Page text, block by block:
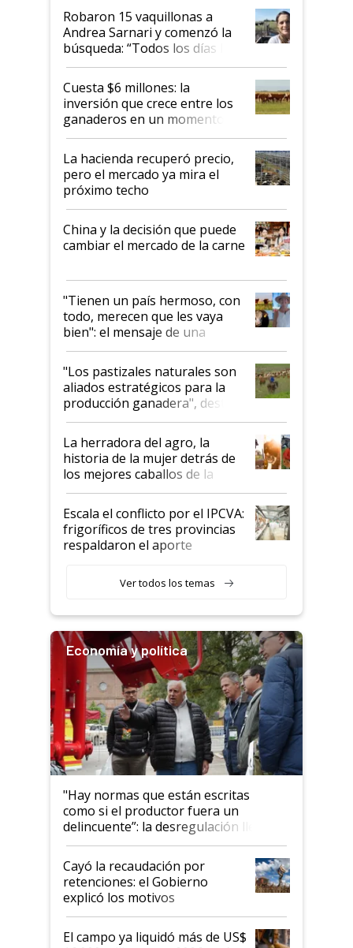
Robaron 15 vaquillonas a
Andrea Sarnari y comenzó la
búsqueda: “Todos los días le
toca a algún productor”
Cuesta $6 millones: la
inversión que crece entre los
ganaderos en un momento
histórico para la actividad
La hacienda recuperó precio,
pero el mercado ya mira el
próximo techo
China y la decisión que puede
cambiar el mercado de la carne
"Tienen un país hermoso, con
todo, merecen que les vaya
bien": el mensaje de una
ganadera uruguaya sobre las
oportunidades que se abren
para el agro en Argentina, con
foco en la carne
"Los pastizales naturales son
aliados estratégicos para la
producción ganadera", destaca
la iniciativa que ya reúne a 46
establecimientos en Argentina
La herradora del agro, la
historia de la mujer detrás de
los mejores caballos de la
Argentina y los mitos que
todavía hacen sufrir a estos
animales: "Mientras me
descalificaban, yo seguí
haciendo currículum"
Escala el conflicto por el IPCVA:
frigoríficos de tres provincias
respaldaron el aporte
Ver todos los temas
Economía y política
"Hay normas que están escritas
como si el productor fuera un
delincuente”: la desregulación llegó
al Congreso Aapresid y hasta se
habló del financiamiento al IPCVA
Cayó la recaudación por
retenciones: el Gobierno
explicó los motivos
El campo ya liquidó más de US$